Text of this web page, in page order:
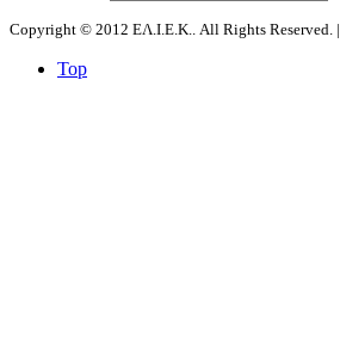
Copyright © 2012 ΕΛ.Ι.Ε.Κ.. All Rights Reserved. |
Top